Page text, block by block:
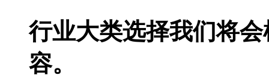
行业大类选择我们将
容。